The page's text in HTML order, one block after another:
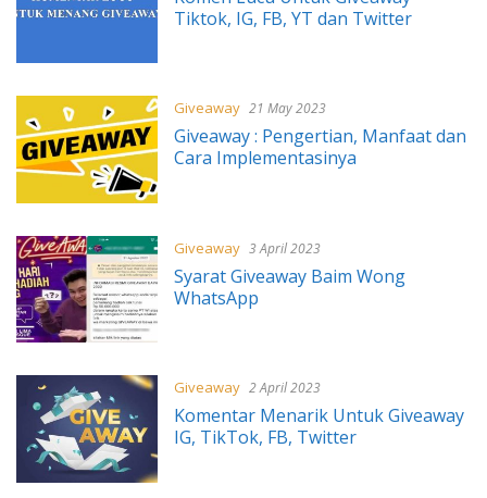
Tiktok, IG, FB, YT dan Twitter
Giveaway 21 May 2023
Giveaway : Pengertian, Manfaat dan
Cara Implementasinya
Giveaway 3 April 2023
Syarat Giveaway Baim Wong
WhatsApp
Giveaway 2 April 2023
Komentar Menarik Untuk Giveaway
IG, TikTok, FB, Twitter